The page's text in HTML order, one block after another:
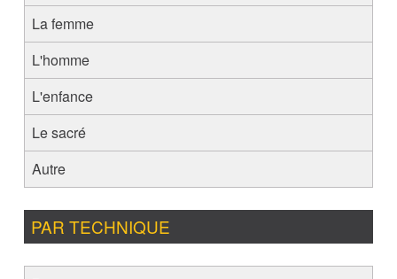
La femme
L'homme
L'enfance
Le sacré
Autre
PAR TECHNIQUE